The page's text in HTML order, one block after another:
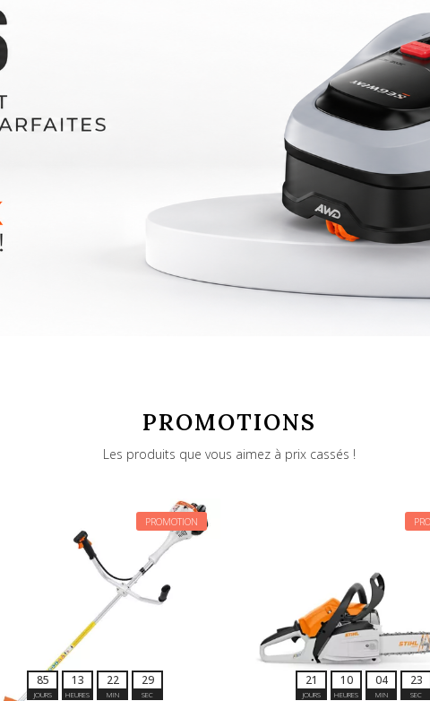
PROMOTIONS
Les produits que vous aimez à prix cassés !
PROMOTION
85
JOURS
13
HEURES
22
MIN
26
SEC
21
JOURS
10
HEURES
04
MIN
20
SEC